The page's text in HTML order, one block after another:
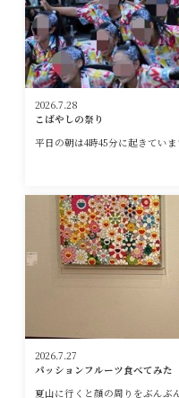
2026.7.28
こばやしの祭り
平日の朝は4時45分に起きてい
2026.7.27
パッションフルーツ食べてみた
夏山に行くと顔の周りをぶんぶ